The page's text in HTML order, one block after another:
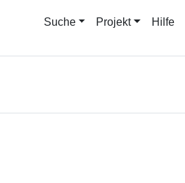
Suche Projekt Hilfe